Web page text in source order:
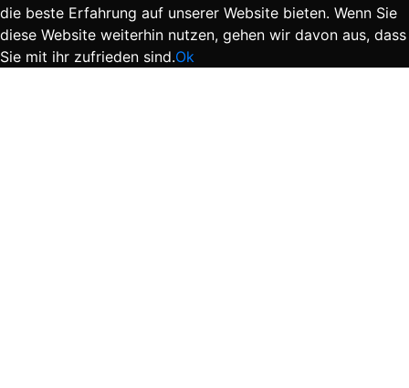
die beste Erfahrung auf unserer Website bieten. Wenn Sie
diese Website weiterhin nutzen, gehen wir davon aus, dass
Sie mit ihr zufrieden sind.Ok